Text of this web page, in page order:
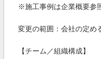
※施工事例は企業概要参
変更の範囲：会社の定め
【チーム／組織構成】